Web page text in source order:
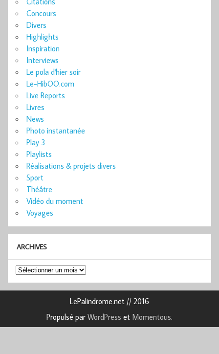
Concours
Divers
Highlights
Inspiration
Interviews
Le pola d'hier soir
Le-HibOO.com
Live Reports
Livres
News
Photo instantanée
Play 3
Playlists
Réalisations & projets divers
Sport
Théâtre
Vidéo du moment
Voyages
ARCHIVES
Archives
LePalindrome.net // 2016
Propulsé par WordPress et Momentous.